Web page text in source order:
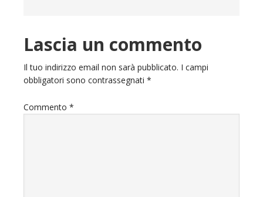
Lascia un commento
Il tuo indirizzo email non sarà pubblicato. I campi
obbligatori sono contrassegnati *
Commento *